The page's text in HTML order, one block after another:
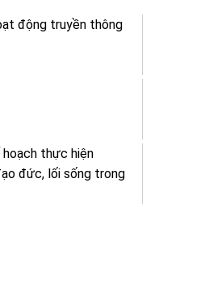
động truyền thông
hoạch thực hiện
đức, lối sống trong